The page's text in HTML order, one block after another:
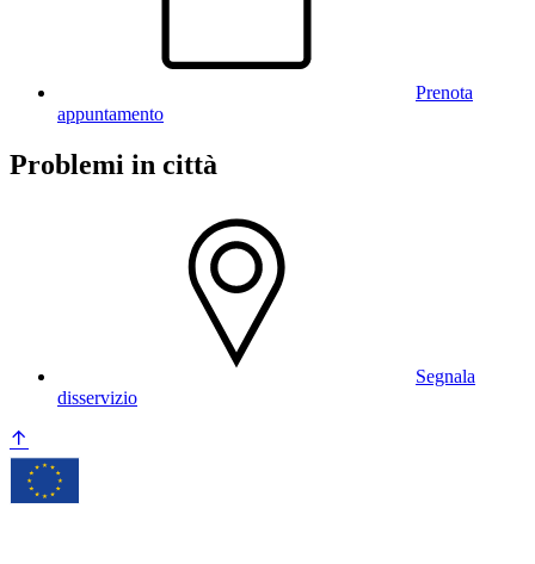
Prenota
appuntamento
Problemi in città
Segnala
disservizio